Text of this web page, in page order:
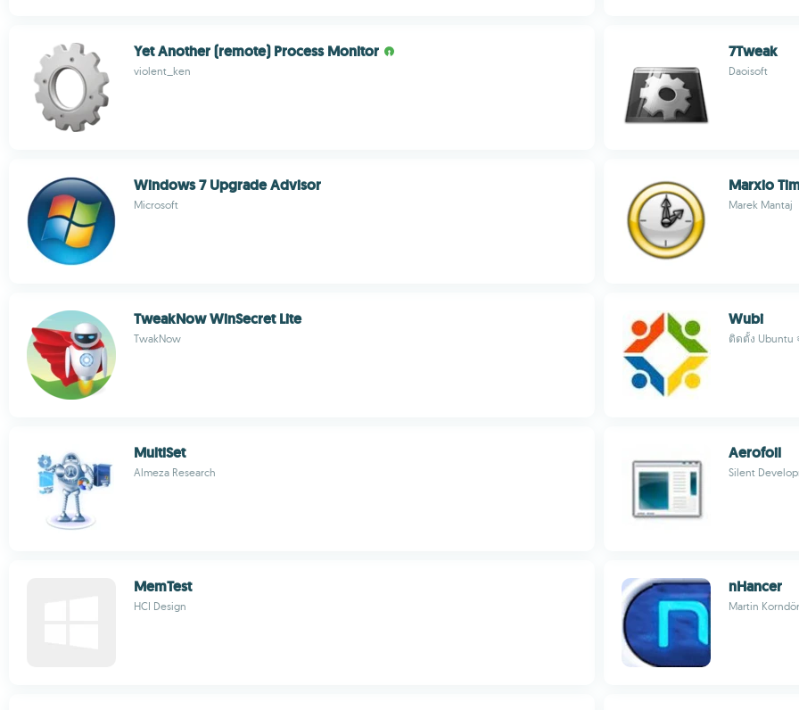
Yet Another (remote) Process Monitor
violent_ken
7Tweak
Daoisoft
Windows 7 Upgrade Advisor
Microsoft
Marxio
Marek Mantaj
TweakNow WinSecret Lite
TwakNow
Wubi
ติดตั้ง Ubuntu
MultiSet
Almeza Research
Aerofoil
Silent
MemTest
HCI Design
nHancer
Martin